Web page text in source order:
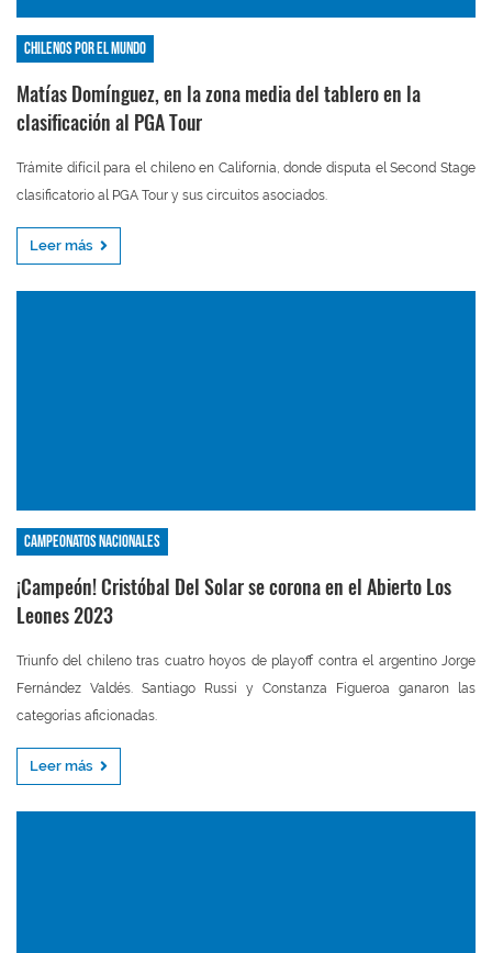
Chilenos por el mundo
Matías Domínguez, en la zona media del tablero en la
clasificación al PGA Tour
Trámite difícil para el chileno en California, donde disputa el Second Stage
clasificatorio al PGA Tour y sus circuitos asociados.
Leer más
Campeonatos nacionales
¡Campeón! Cristóbal Del Solar se corona en el Abierto Los
Leones 2023
Triunfo del chileno tras cuatro hoyos de playoff contra el argentino Jorge
Fernández Valdés. Santiago Russi y Constanza Figueroa ganaron las
categorías aficionadas.
Leer más